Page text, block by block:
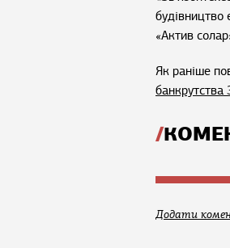
«Актив
Як раніше
банкрутства
Додати